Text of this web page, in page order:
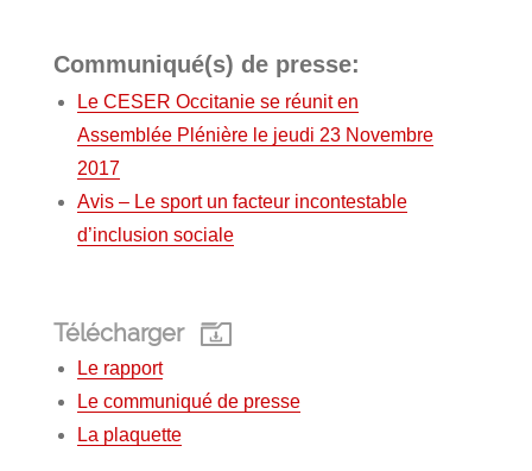
Communiqué(s) de presse:
Le CESER Occitanie se réunit en
Assemblée Plénière le jeudi 23 Novembre
2017
Avis – Le sport un facteur incontestable
d’inclusion sociale
Télécharger
Le rapport
Le communiqué de presse
La plaquette